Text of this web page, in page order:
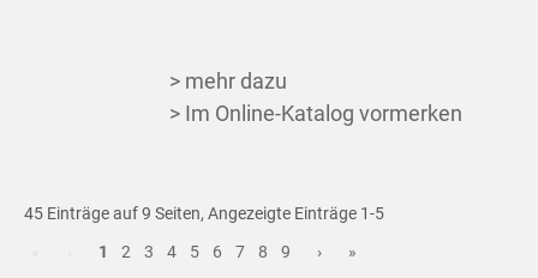
> mehr dazu
> Im Online-Katalog vormerken
45 Einträge auf 9 Seiten, Angezeigte Einträge 1-5
1 2 3 4 5 6 7 8 9 › »